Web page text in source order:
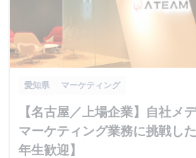
愛知県 マーケティング
【名古屋／上場企業】自社メ
マーケティング業務に挑戦し
年生歓迎】